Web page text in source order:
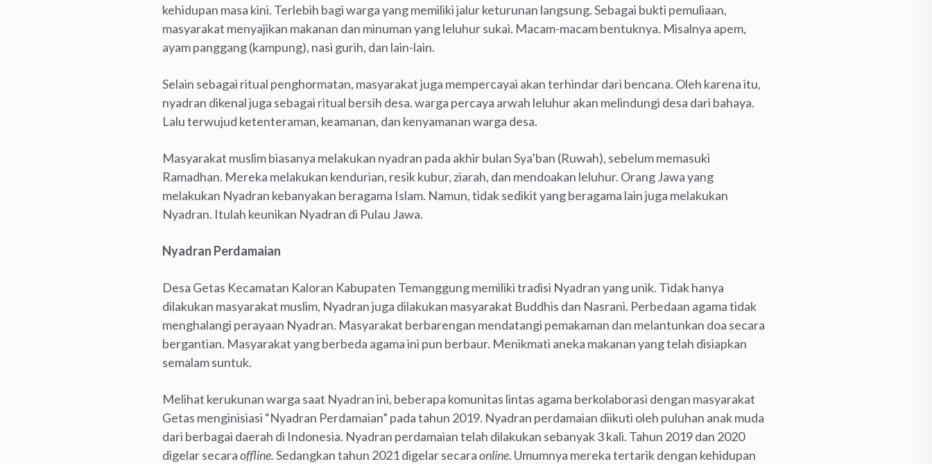
kehidupan masa kini. Terlebih bagi warga yang memiliki jalur keturunan langsung. Sebagai bukti pemuliaan,
masyarakat menyajikan makanan dan minuman yang leluhur sukai. Macam-macam bentuknya. Misalnya apem,
ayam panggang (kampung), nasi gurih, dan lain-lain.
Selain sebagai ritual penghormatan, masyarakat juga mempercayai akan terhindar dari bencana. Oleh karena itu,
nyadran dikenal juga sebagai ritual bersih desa. warga percaya arwah leluhur akan melindungi desa dari bahaya.
Lalu terwujud ketenteraman, keamanan, dan kenyamanan warga desa.
Masyarakat muslim biasanya melakukan nyadran pada akhir bulan Sya’ban (Ruwah), sebelum memasuki
Ramadhan. Mereka melakukan kendurian, resik kubur, ziarah, dan mendoakan leluhur. Orang Jawa yang
melakukan Nyadran kebanyakan beragama Islam. Namun, tidak sedikit yang beragama lain juga melakukan
Nyadran. Itulah keunikan Nyadran di Pulau Jawa.
Nyadran Perdamaian
Desa Getas Kecamatan Kaloran Kabupaten Temanggung memiliki tradisi Nyadran yang unik. Tidak hanya
dilakukan masyarakat muslim, Nyadran juga dilakukan masyarakat Buddhis dan Nasrani. Perbedaan agama tidak
menghalangi perayaan Nyadran. Masyarakat berbarengan mendatangi pemakaman dan melantunkan doa secara
bergantian. Masyarakat yang berbeda agama ini pun berbaur. Menikmati aneka makanan yang telah disiapkan
semalam suntuk.
Melihat kerukunan warga saat Nyadran ini, beberapa komunitas lintas agama berkolaborasi dengan masyarakat
Getas menginisiasi “Nyadran Perdamaian” pada tahun 2019. Nyadran perdamaian diikuti oleh puluhan anak muda
dari berbagai daerah di Indonesia. Nyadran perdamaian telah dilakukan sebanyak 3 kali. Tahun 2019 dan 2020
digelar secaraoffline.Sedangkan tahun 2021 digelar secaraonline. Umumnya mereka tertarik dengan kehidupan